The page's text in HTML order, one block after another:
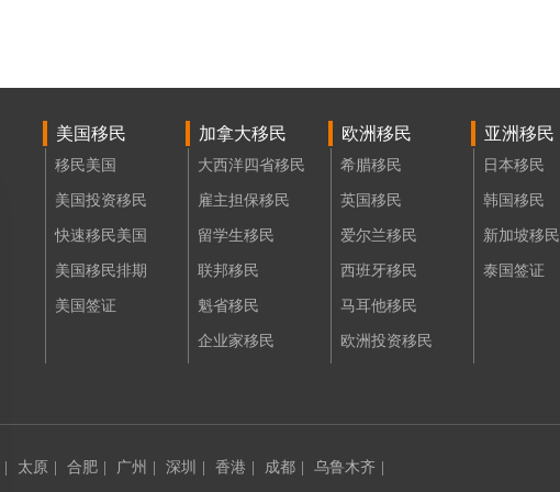
美国移民
移民美国
美国投资移民
快速移民美国
美国移民排期
美国签证
加拿大移民
大西洋四省移民
雇主担保移民
留学生移民
联邦移民
魁省移民
企业家移民
欧洲移民
希腊移民
英国移民
爱尔兰移民
西班牙移民
马耳他移民
欧洲投资移民
亚洲移民
日本移民
韩国移民
新加坡移民
泰国签证
太原 合肥 广州 深圳 香港 成都 乌鲁木齐